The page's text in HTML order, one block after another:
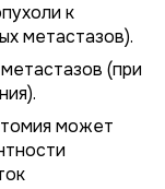
к
метастазов).
(при
может